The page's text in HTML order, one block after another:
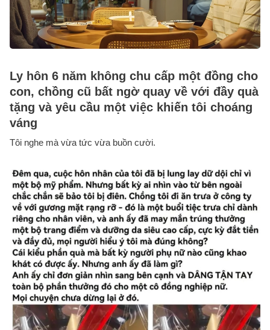
Ly hôn 6 năm không chu cấp một đồng cho
con, chồng cũ bất ngờ quay về với đầy quà
tặng và yêu cầu một việc khiến tôi choáng
váng
Tôi nghe mà vừa tức vừa buồn cười.